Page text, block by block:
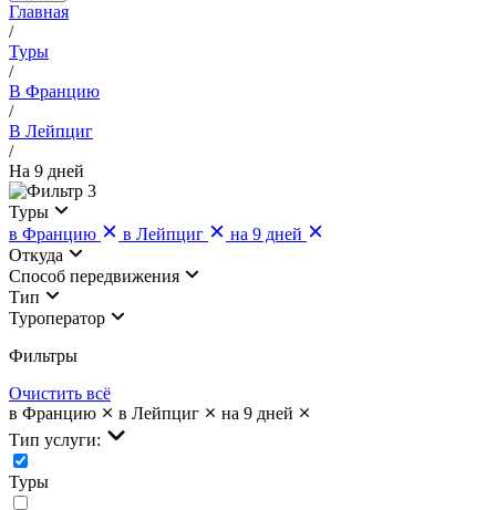
Главная
/
Туры
/
В Францию
/
В Лейпциг
/
На 9 дней
3
Туры
в Францию
в Лейпциг
на 9 дней
Откуда
Cпособ передвижения
Тип
Туроператор
Фильтры
Очистить всё
в Францию
в Лейпциг
на 9 дней
Тип услуги:
Туры